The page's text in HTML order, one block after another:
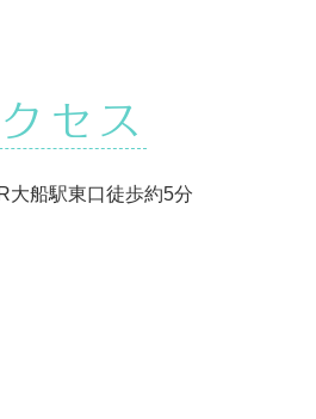
セス
大船駅東口徒歩約5分